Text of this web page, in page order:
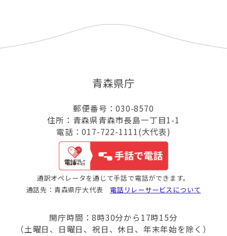
青森県庁
郵便番号：030-8570
住所：青森県青森市長島一丁目1-1
電話：017-722-1111(大代表)
通訳オペレータを通じて手話で電話ができます。
通話先：青森県庁大代表 電話リレーサービスについて
開庁時間：8時30分から17時15分
（土曜日、日曜日、祝日、休日、年末年始を除く）